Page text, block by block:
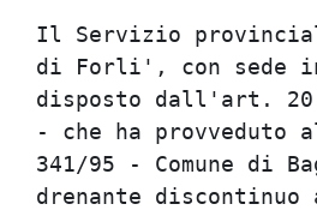
Il Servizio
di Forli', con
disposto
- che ha
341/95 - Comune
drenante